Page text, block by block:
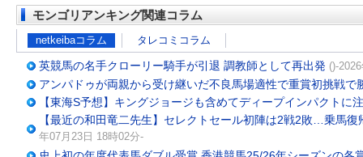
モンゴリアンキング関連コラム
netkeibaコラム タレコミコラム
英競馬の名手クローリー騎手が引退 調教師として再出発 ()-
アンパドゥが両親から受け継いだ不良馬場適性で重賞初挑戦で
【東海S予想】キングジョージも含めてディープインパクトに
【最近の和田竜二先生】セレクトセール初陣は2戦2敗…乗馬
年07月23日 18時02分-